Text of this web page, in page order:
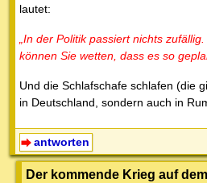
lautet:
„In der Politik passiert nichts
können Sie wetten, dass es so
Und die Schlafschafe schlafen (die
in Deutschland, sondern auch in
antworten
Der kommende Krieg auf